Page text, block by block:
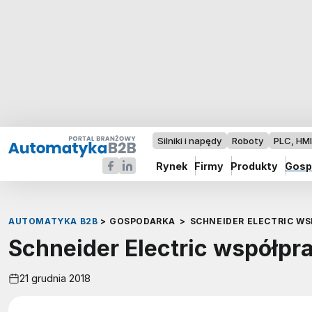
Silniki i napędy Roboty PLC,
Rynek Firmy Produkty
AUTOMATYKA B2B > GOSPODARKA > SCHNEIDER ELECTRIC
Schneider Electric
21 grudnia 2018